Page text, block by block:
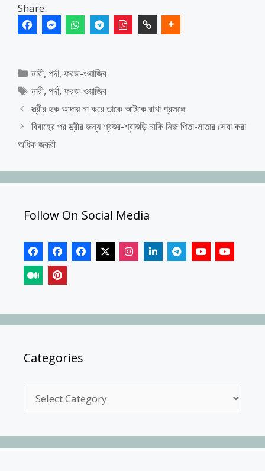
Share:
Categories
নারী,পর্দা,ফরজ-ওয়াজিব
Tags
নারী,পর্দা,ফরজ-ওয়াজিব
স্ত্রীর হক আদায় না করে তাকে আটকে রাখা প্রসঙ্গে
বিবাহের পর স্ত্রীর জন্য শ্বশুর-শ্বাশুড়ি নাকি নিজ পিতা-মাতার সেবা করা
অধিক জরূরী
Follow On Social Media
Categories